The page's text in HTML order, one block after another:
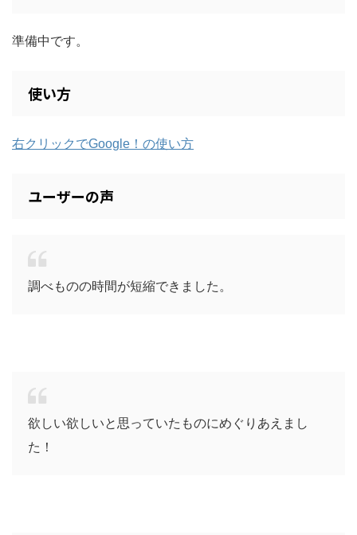
準備中です。
使い方
右クリックでGoogle！の使い方
ユーザーの声
調べものの時間が短縮できました。
欲しい欲しいと思っていたものにめぐりあえまし
た！